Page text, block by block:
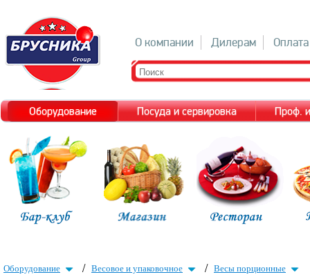
О компании Дилерам Оплата
Оборудование Посуда и сервировка Проф.
Оборудование / Весовое и упаковочное / Весы порционные